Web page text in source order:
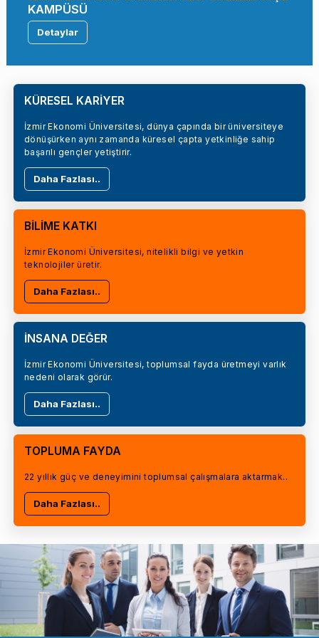
KAMPÜSÜ
Detaylar
KÜRESEL KARİYER
İzmir Ekonomi Üniversitesi, dünya çapında bir üniversiteye
dönüşürken aynı zamanda küresel çapta yetkinliğe sahip
başarılı gençler yetiştirir.
Daha Fazlası..
BİLİME KATKI
İzmir Ekonomi Üniversitesi, nitelikli bilgi ve yetkin
teknolojiler üretir.
Daha Fazlası..
İNSANA DEĞER
İzmir Ekonomi Üniversitesi, toplumsal fayda üretmeyi varlık
nedeni olarak görür.
Daha Fazlası..
TOPLUMA FAYDA
22 yıllık güç ve deneyimini toplumsal çalışmalara aktarmak..
Daha Fazlası..